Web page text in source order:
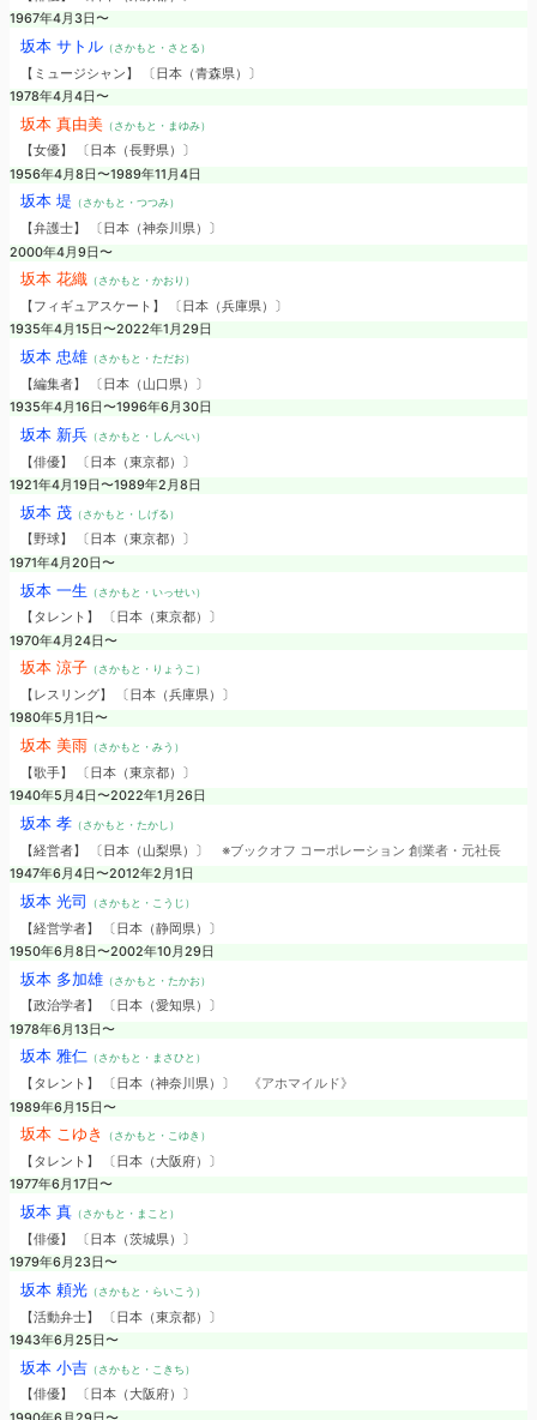
1967年4月3日〜
坂本 サトル（さかもと・さとる）
【ミュージシャン】 〔日本（青森県）〕
1978年4月4日〜
坂本 真由美（さかもと・まゆみ）
【女優】 〔日本（長野県）〕
1956年4月8日〜1989年11月4日
坂本 堤 （さかもと・つつみ）
【弁護士】 〔日本（神奈川県）〕
2000年4月9日〜
坂本 花織（さかもと・かおり）
【フィギュアスケート】 〔日本（兵庫県）〕
1935年4月15日〜2022年1月29日
坂本 忠雄（さかもと・ただお）
【編集者】 〔日本（山口県）〕
1935年4月16日〜1996年6月30日
坂本 新兵（さかもと・しんぺい）
【俳優】 〔日本（東京都）〕
1921年4月19日〜1989年2月8日
坂本 茂（さかもと・しげる）
【野球】 〔日本（東京都）〕
1971年4月20日〜
坂本 一生 （さかもと・いっせい）
【タレント】 〔日本（東京都）〕
1970年4月24日〜
坂本 涼子（さかもと・りょうこ）
【レスリング】 〔日本（兵庫県）〕
1980年5月1日〜
坂本 美雨 （さかもと・みう）
【歌手】 〔日本（東京都）〕
1940年5月4日〜2022年1月26日
坂本 孝（さかもと・たかし）
【経営者】 〔日本（山梨県）〕 ※ブックオフ コーポレーション 創業者・元社長
1947年6月4日〜2012年2月1日
坂本 光司 （さかもと・こうじ）
【経営学者】 〔日本（静岡県）〕
1950年6月8日〜2002年10月29日
坂本 多加雄（さかもと・たかお）
【政治学者】 〔日本（愛知県）〕
1978年6月13日〜
坂本 雅仁（さかもと・まさひと）
【タレント】 〔日本（神奈川県）〕
《アホマイルド》
1989年6月15日〜
坂本 こゆき （さかもと・こゆき）
【タレント】 〔日本（大阪府）〕
1977年6月17日〜
坂本 真（さかもと・まこと）
【俳優】 〔日本（茨城県）〕
1979年6月23日〜
坂本 頼光（さかもと・らいこう）
【活動弁士】 〔日本（東京都）〕
1943年6月25日〜
坂本 小吉（さかもと・こきち）
【俳優】 〔日本（大阪府）〕